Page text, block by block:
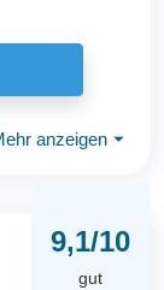
anzeigen ⏷
9,1/10
gut